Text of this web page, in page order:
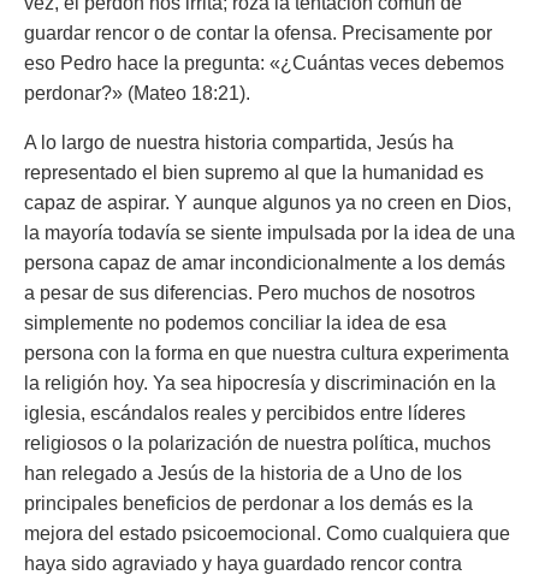
guardar rencor o de contar la ofensa. Precisamente por
eso Pedro hace la pregunta: «¿Cuántas veces debemos
perdonar?» (Mateo 18:21).
A lo largo de nuestra historia compartida, Jesús ha
representado el bien supremo al que la humanidad es
capaz de aspirar. Y aunque algunos ya no creen en Dios,
la mayoría todavía se siente impulsada por la idea de una
persona capaz de amar incondicionalmente a los demás
a pesar de sus diferencias. Pero muchos de nosotros
simplemente no podemos conciliar la idea de esa
persona con la forma en que nuestra cultura experimenta
la religión hoy. Ya sea hipocresía y discriminación en la
iglesia, escándalos reales y percibidos entre líderes
religiosos o la polarización de nuestra política, muchos
han relegado a Jesús de la historia de a Uno de los
principales beneficios de perdonar a los demás es la
mejora del estado psicoemocional. Como cualquiera que
haya sido agraviado y haya guardado rencor contra